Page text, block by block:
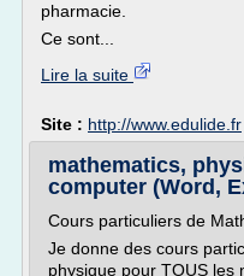
pharmacie.
Ce sont...
Lire la suite
Site : http://www.edulide.fr
mathematics,
computer (Word,
Cours particuliers de
Je donne des cours
physique pour TOUS les